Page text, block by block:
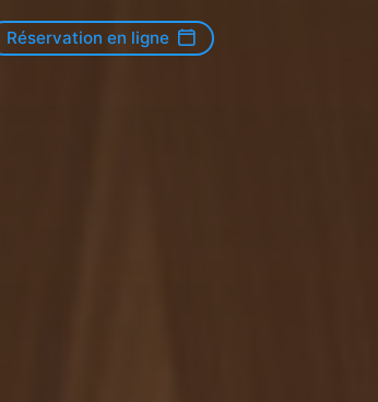
Réservation en ligne